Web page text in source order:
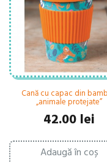
Cană cu capac din
„animale protejate”
42.00 lei
Adaugă în coș